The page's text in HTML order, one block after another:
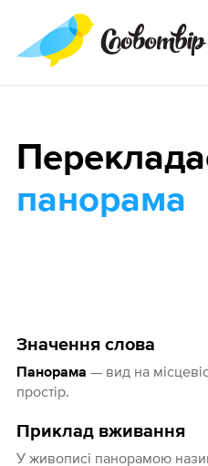
Значення слова
Панорама — вид на
простір.
Приклад вживання
У живописі панорамою
панорама